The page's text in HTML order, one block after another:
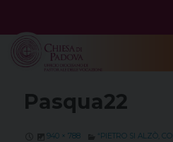
content
Pasqua22
940 × 788 “PIETRO SI ALZÒ,